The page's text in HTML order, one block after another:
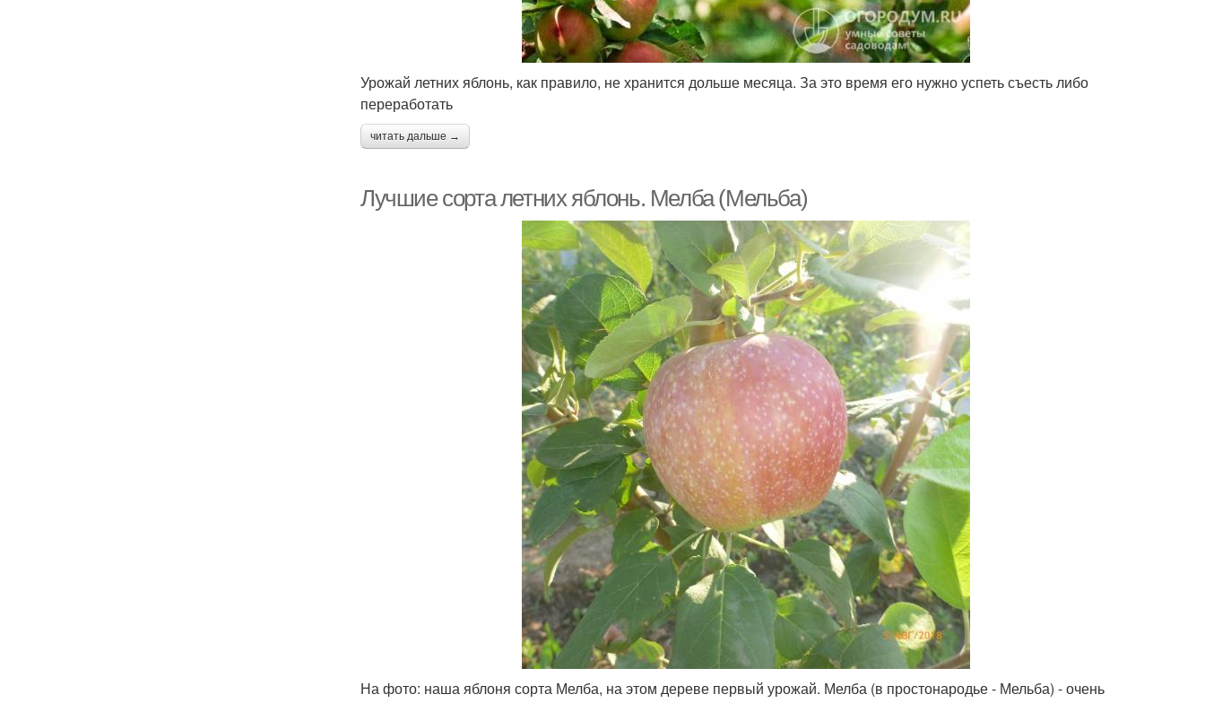
Урожай летних яблонь, как правило, не хранится дольше месяца. За это время его нужно успеть съесть либо
переработать
читать дальше →
Лучшие сорта летних яблонь. Мелба (Мельба)
На фото: наша яблоня сорта Мелба, на этом дереве первый урожай. Мелба (в простонародье - Мельба) - очень